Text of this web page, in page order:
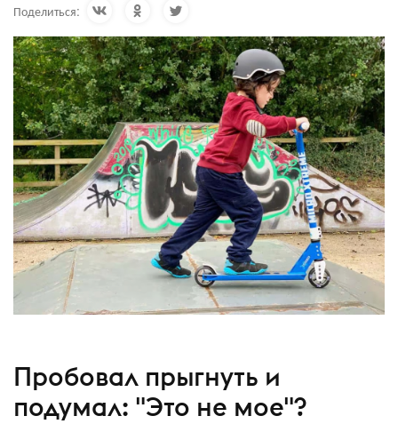
Поделиться:
Пробовал прыгнуть и
подумал: "Это не мое"?